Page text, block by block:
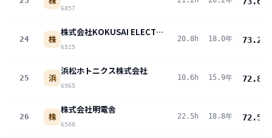
6857
24 株
株式会社KOKUSAI ELECTRIC
6525
20.8h 18.0年 73.2
25 浜
浜松ホトニクス株式会社
6965
10.6h 15.9年 72.8
26 株
株式会社明電舎
6508
22.5h 18.8年 72.5